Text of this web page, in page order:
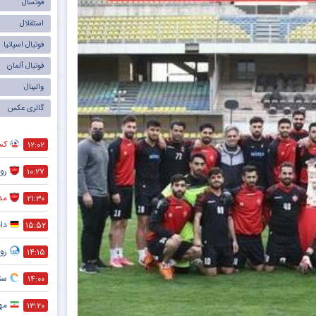
تیم‌
لیونل
یوونتوس
تیم ملی
سپاهان
علی
سردار
فوتسال
استقلال
فوتبال اسپانیا
فوتبال آلمان
والیبال
گالری عکس
۱۲:۰۲
۱۰:۲۷
۲۱:۳۰
۱۵:۵۲
۱۴:۱۵
۱۴:۰۰
۱۳:۲۰